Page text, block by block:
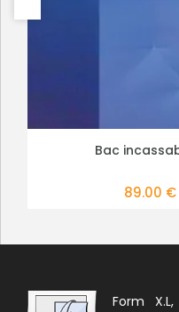
Bac
89.00 €
4.65 €
Form